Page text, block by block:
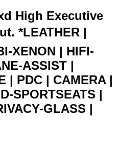
High Executive
*LEATHER |
XENON | HIFI-
ASSIST |
| PDC | CAMERA |
SPORTSEATS |
GLASS |